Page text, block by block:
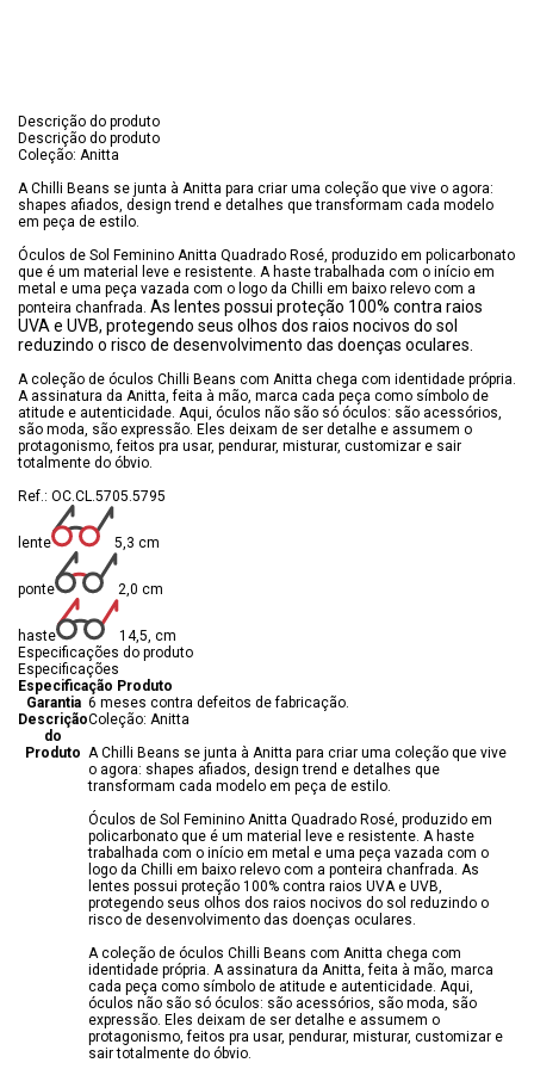
Descrição do produto
Descrição do produto
Coleção: Anitta
A Chilli Beans se junta à Anitta para criar uma coleção que vive o agora:
shapes afiados, design trend e detalhes que transformam cada modelo
em peça de estilo.
Óculos de Sol Feminino Anitta Quadrado Rosé, produzido em policarbonato
que é um material leve e resistente. A haste trabalhada com o início em
metal e uma peça vazada com o logo da Chilli em baixo relevo com a
ponteira chanfrada. As lentes possui proteção 100% contra raios
UVA e UVB, protegendo seus olhos dos raios nocivos do sol
reduzindo o risco de desenvolvimento das doenças oculares.
A coleção de óculos Chilli Beans com Anitta chega com identidade própria.
A assinatura da Anitta, feita à mão, marca cada peça como símbolo de
atitude e autenticidade. Aqui, óculos não são só óculos: são acessórios,
são moda, são expressão. Eles deixam de ser detalhe e assumem o
protagonismo, feitos pra usar, pendurar, misturar, customizar e sair
totalmente do óbvio.
Ref.: OC.CL.5705.5795
lente 5,3 cm
ponte 2,0 cm
haste
14,5, cm
Especificações do produto
Especificações
Especificação Produto
Garantia 6 meses contra defeitos de fabricação.
Descrição
do
Produto
Coleção: Anitta
A Chilli Beans se junta à Anitta para criar uma coleção que vive
o agora: shapes afiados, design trend e detalhes que
transformam cada modelo em peça de estilo.
Óculos de Sol Feminino Anitta Quadrado Rosé, produzido em
policarbonato que é um material leve e resistente. A haste
trabalhada com o início em metal e uma peça vazada com o
logo da Chilli em baixo relevo com a ponteira chanfrada. As
lentes possui proteção 100% contra raios UVA e UVB,
protegendo seus olhos dos raios nocivos do sol reduzindo o
risco de desenvolvimento das doenças oculares.
A coleção de óculos Chilli Beans com Anitta chega com
identidade própria. A assinatura da Anitta, feita à mão, marca
cada peça como símbolo de atitude e autenticidade. Aqui,
óculos não são só óculos: são acessórios, são moda, são
expressão. Eles deixam de ser detalhe e assumem o
protagonismo, feitos pra usar, pendurar, misturar, customizar e
sair totalmente do óbvio.